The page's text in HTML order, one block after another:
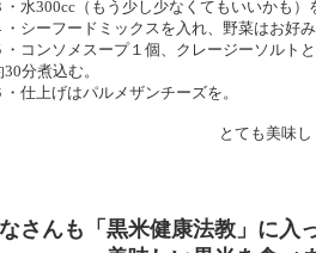
・水300cc（もう少し少なくてもいいかも）
・シーフードミックスを入れ、野菜はお好み
・コンソメスープ１個、クレージーソルト
30分煮込む。
・仕上げはパルメザンチーズを。
とても美味
さんも「黒米健康法教」に入